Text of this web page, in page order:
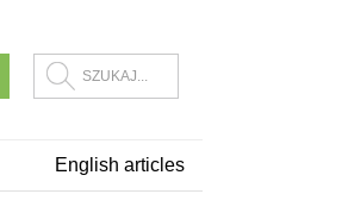
English articles